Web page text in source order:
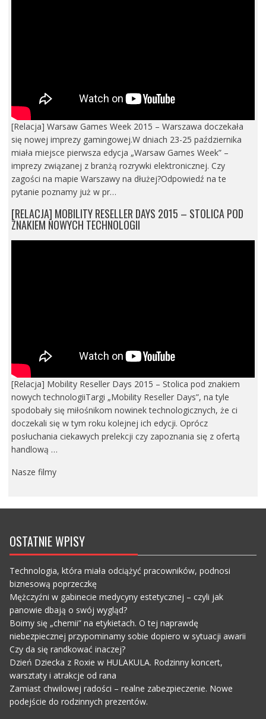
[Relacja] Warsaw Games Week 2015 – Warszawa doczekała
się nowej imprezy gamingowej.W dniach 23-25 października
miała miejsce pierwsza edycja „Warsaw Games Week” –
imprezy związanej z branżą rozrywki elektronicznej. Czy
zagości na mapie Warszawy na dłużej?Odpowiedź na te
pytanie poznamy już w pr…
[RELACJA] MOBILITY RESELLER DAYS 2015 – STOLICA POD
ZNAKIEM NOWYCH TECHNOLOGII
[Relacja] Mobility Reseller Days 2015 – Stolica pod znakiem
nowych technologiiTargi „Mobility Reseller Days”, na tyle
spodobały się miłośnikom nowinek technologicznych, że ci
doczekali się w tym roku kolejnej ich edycji. Oprócz
posłuchania ciekawych prelekcji czy zapoznania się z ofertą
handlową …
Nasze filmy
OSTATNIE WPISY
Technologia, która miała odciążyć pracowników, podnosi
biznesową poprzeczkę
Mężczyźni w gabinecie medycyny estetycznej – czyli jak
panowie dbają o swój wygląd?
Boimy się „chemii” na etykietach. O tej naprawdę
niebezpiecznej przypominamy sobie dopiero w sytuacji awarii
Czy da się randkować inaczej?
Dzień Dziecka z Roxie w HULAKULA. Rodzinny koncert,
warsztaty i atrakcje od rana
Zamiast chwilowej radości – realne zabezpieczenie. Nowe
podejście do rodzinnych prezentów.